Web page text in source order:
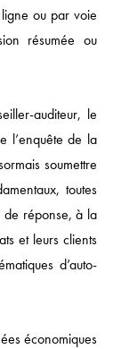
ou par voie
résumée ou
auditeur, le
l’enquête de la
soumettre
toutes
de réponse, à la
et leurs clients
d’auto-
économiques